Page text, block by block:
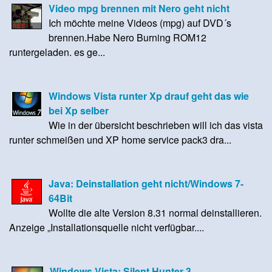
Video mpg brennen mit Nero geht nicht
Ich möchte meine Videos (mpg) auf DVD´s
brennen.Habe Nero Burning ROM12
runtergeladen. es ge...
Windows Vista runter Xp drauf geht das wie
bei Xp selber
Wie in der übersicht beschrieben will ich das vista
runter schmeißen und XP home service pack3 dra...
Java: Deinstallation geht nicht/Windows 7-
64Bit
Wollte die alte Version 8.31 normal deinstallieren.
Anzeige „Installationsquelle nicht verfügbar....